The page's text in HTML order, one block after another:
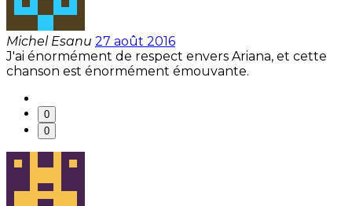
Michel Esanu 27 août 2016
J'ai énormément de respect envers Ariana, et cette
chanson est énormément émouvante.
0
0